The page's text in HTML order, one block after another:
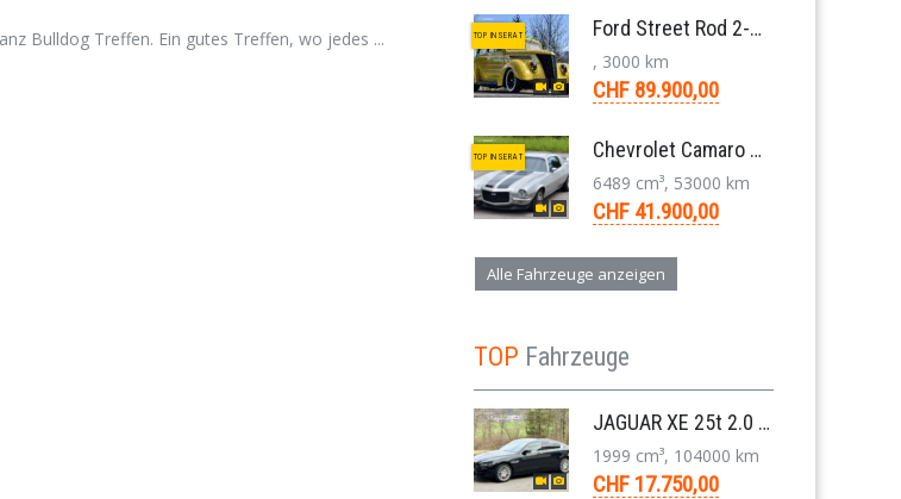
Bulldog Treffen. Ein gutes Treffen, wo jedes ... TOP INSERAT Ford Street Rod 2-Door V8 Aut. 1937
, 3000 km
CHF 89.900,00
TOP INSERAT Chevrolet Camaro SS 396 LS3 Coupe Aut. 1971
6489 cm³, 53000 km
CHF 41.900,00
Alle Fahrzeuge anzeigen
TOP Fahrzeuge
JAGUAR XE 25t 2.0 Portfolio AWD 8-Gang-Aut. 2018
1999 cm³, 104000 km
CHF 17.750,00